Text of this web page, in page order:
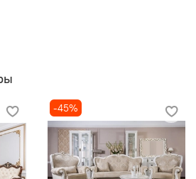
-45%